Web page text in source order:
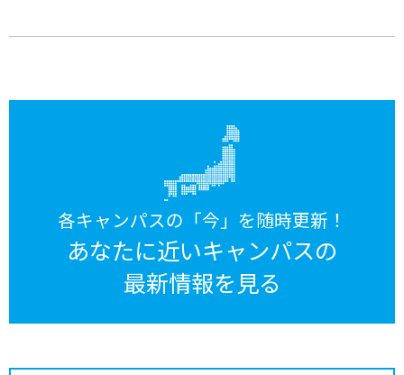
各キャンパスの「今」を随時更新！
あなたに近いキャンパスの
最新情報を見る